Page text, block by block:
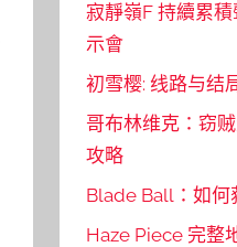
寂靜嶺F 持續累
示會
初雪樱: 线路与结
哥布林维克：窃
攻略
Blade Ball：如何
Haze Piece 完整